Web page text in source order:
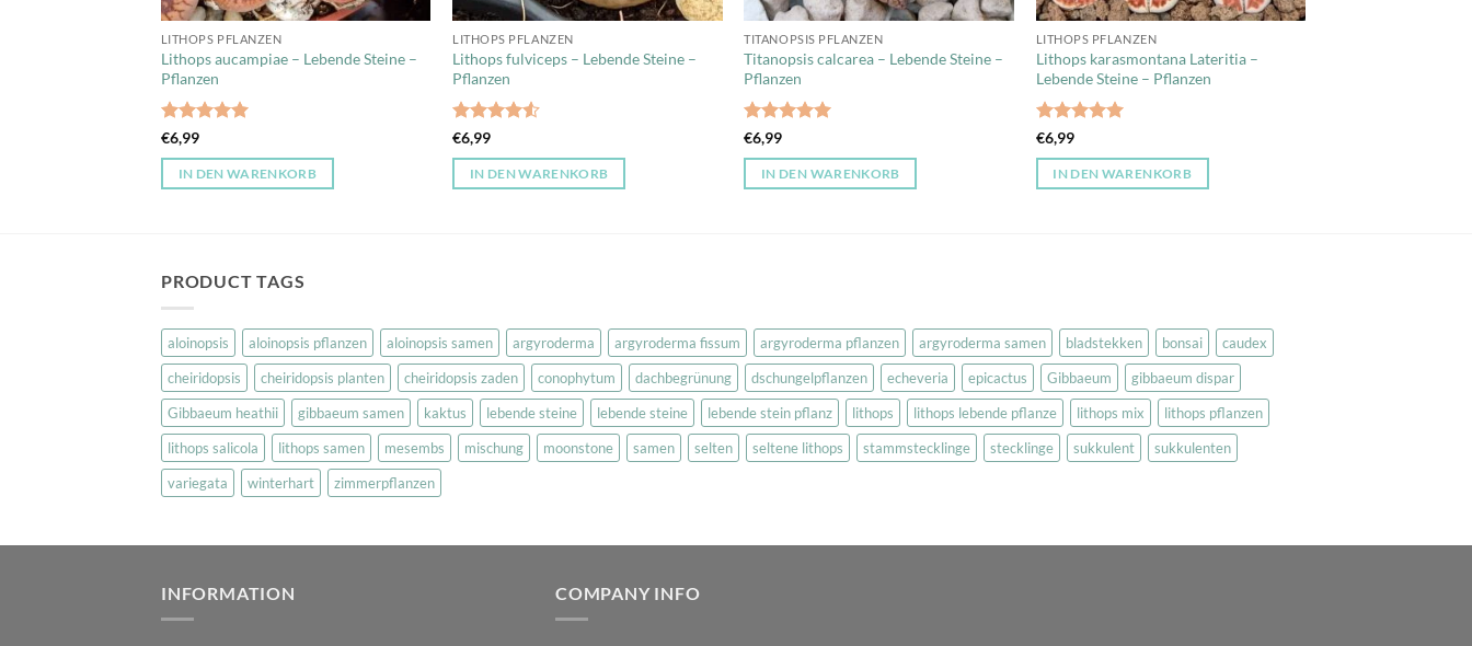
LITHOPS PFLANZEN
Lithops aucampiae – Lebende Steine –
Pflanzen
Bewertet
€6,99
IN DEN WARENKORB
LITHOPS PFLANZEN
Lithops fulviceps – Lebende Steine –
Pflanzen
Bewertet
von 5
€6,99
IN DEN WARENKORB
TITANOPSIS PFLANZEN
Titanopsis calcarea – Lebende Steine –
Pflanzen
Bewertet
€6,99
IN DEN WARENKORB
LITHOPS PFLANZEN
Lithops karasmontana Lateritia –
Lebende Steine – Pflanzen
Bewertet
€6,99
IN DEN WARENKORB
PRODUCT TAGS
aloinopsis aloinopsis pflanzen aloinopsis samen argyroderma argyroderma fissum argyroderma pflanzen argyroderma samen bladstekken bonsai
caudex
cheiridopsis
cheiridopsis planten cheiridopsis zaden conophytum dachbegrünung dschungelpflanzen echeveria epicactus Gibbaeum
gibbaeum dispar
Gibbaeum heathii
gibbaeum samen kaktus lebende steine lebende steine lebende stein pflanz lithops lithops lebende pflanze lithops mix
lithops pflanzen
lithops salicola
lithops samen mesembs mischung moonstone samen selten seltene lithops stammstecklinge stecklinge sukkulent
sukkulenten
variegata
winterhart zimmerpflanzen
INFORMATION COMPANY INFO